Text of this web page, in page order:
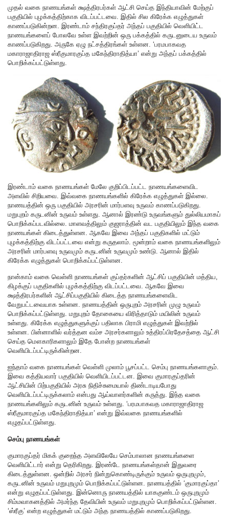
முதல் வகை நாணயங்கள் க்ஷத்திரபர்கள் ஆட்சி செய்த இந்தியாவின் மேற்குப்
பகுதியில் புழக்கத்திற்காக விடப்பட்டவை. இதில் சில கிரேக்க எழுத்துகள்
காணப்படுகின்றன. இரண்டாம் சந்திரகுப்தர் அந்தப் பகுதியில் வெளியிட்ட
நாணயங்களைப் போலவே உள்ள இவற்றின் ஒரு பக்கத்தில் கருடனுடைய உருவம்
காணப்படுகிறது. அருகே ஏழு நட்சத்திரங்கள் உள்ளன. ‘பரமபாகவத
மகாராஜாதிராஜ ஸ்ரீகுமாரகுப்த மகேந்திராதித்யா’ என்று அந்தப் பக்கத்தில்
பொறிக்கப்பட்டுள்ளது.
இரண்டாம் வகை நாணயங்கள் மேலே குறிப்பிடப்பட்ட நாணயங்களைவிட
அளவில் சிறியவை. இவ்வகை நாணயங்களில் கிரேக்க எழுத்துகள் இல்லை.
நாணயத்தின் ஒரு பகுதியில் அரசரின் மார்பளவு உருவம் காணப்படுகிறது.
மறுபுறம் கருடனின் உருவம் உள்ளது. ஆனால் இரண்டு உருவங்களும் துல்லியமாகப்
பொறிக்கப்படவில்லை. மாளவத்திலும் குஜராத்தின் வட பகுதியிலும் இந்த வகை
நாணயங்கள் கிடைத்துள்ளன. ஆகவே இவை அந்தப் பகுதிகளில் மட்டும்
புழக்கத்திற்கு விடப்பட்டவை என்று கருதலாம். மூன்றாம் வகை நாணயங்களிலும்
அரசரின் மார்பளவு உருவமும் கருடனின் உருவமும் உண்டு. ஆனால் இதில்
கிரேக்க எழுத்துகள் பொறிக்கப்பட்டுள்ளன.
நான்காம் வகை வெள்ளி நாணயங்கள் குப்தர்களின் ஆட்சிப் பகுதியின் மத்திய,
கிழக்குப் பகுதிகளில் புழக்கத்திற்கு விடப்பட்டவை. ஆகவே இவை
க்ஷத்திரபர்களின் ஆட்சிப்பகுதியில் கிடைத்த நாணயங்களைவிட
வேறுபட்டவையாக உள்ளன. நாணயத்தின் ஒருபுறம் அரசரின் முழு உருவம்
பொறிக்கப்பட்டுள்ளது. மறுபுறம் தோகையை விரித்தாடும் மயிலின் உருவம்
உள்ளது. கிரேக்க எழுத்துகளுக்குப் பதிலாக பிராமி எழுத்துகள் இவற்றில்
உள்ளன. பின்னாளில் வர்த்தன வம்ச அரசர்களாலும் உத்திரப்பிரதேசத்தை ஆட்சி
செய்த மௌகாரிகளாலும் இதே போன்ற நாணயங்கள்
வெளியிடப்பட்டிருக்கின்றன.
ஐந்தாம் வகை நாணயங்கள் வெள்ளி முலாம் பூசப்பட்ட செம்பு நாணயங்களாகும்.
இவை கத்தியவார் பகுதியில் வெளியிடப்பட்டன. இவை குமாரகுப்தரின்
ஆட்சியின் பிற்பகுதியில் அரசு நிதிச்சுமையால் திண்டாடியபோது
வெளியிடப்பட்டிருக்கலாம் என்பது ஆய்வாளர்களின் கருத்து. இந்த வகை
நாணயங்களிலும் கருடனின் உருவம் உள்ளது. ‘பரமபாகவத மகாராஜாதிராஜ
ஸ்ரீகுமாரகுப்த மகேந்திராதித்யா’ என்று இவ்வகை நாணயங்களில்
எழுதப்பட்டுள்ளது.
செம்பு நாணயங்கள்
குமாரகுப்தர் மிகக் குறைந்த அளவிலேயே செம்பாலான நாணயங்களை
வெளியிட்டார் என்று தெரிகிறது. இரண்டே நாணயங்கள்தான் இதுவரை
கிடைத்துள்ளன. ஒன்றில் அரசர் நின்றுகொண்டிருக்கும் உருவம் ஒருபுறமும்,
கருடனின் உருவம் மறுபுறமும் பொறிக்கப்பட்டுள்ளன. நாணயத்தில் ‘குமாரகுப்தா’
என்று எழுதப்பட்டுள்ளது. இன்னொரு நாணயத்தில் யாககுண்டம் ஒருபுறமும்
சிம்மவாகனத்தில் அமர்ந்த தேவியின் உருவம் மறுபுறமும் பொறிக்கப்பட்டுள்ளன.
‘ஸ்ரீகு’ என்ற எழுத்துகள் மட்டும் அந்த நாணயத்தில் காணப்படுகிறது.